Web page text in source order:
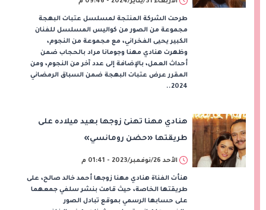
طرحت الشركة المنتجة لمسلسل عتبات البهجة
مجموعة من الصور من كواليس المسلسل للفنان
الكبير يحيى الفخراني، مع مجموعة من النجوم،
وظهرت هنادي مهنا وجومانا مراد بالحجاب ضمن
أحداث العمل، بالإضافة إلى عدد آخر من النجوم، ومن
المقرر عرض عتبات البهجة ضمن السباق الرمضاني
2024..
هنادي مهنا تهنئ زوجها بعيد ميلاده على
طريقتها «حضن رومانسي»
الأحد 26/نوفمبر/2023 - 01:41 م
هنأت الفناة هنادي مهنا زوجها أحمد خالد صالح، على
طريقتها الخاصة، حيث قامت بنشر سلفي جمعهما
على حسابها الرسمي بموقع تبادل الصور